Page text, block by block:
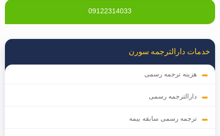
09122314033
خدمات دارالترجمه سورن
هزینه ترجمه رسمی
دارالترجمه رسمی
ترجمه رسمی سابقه بیمه